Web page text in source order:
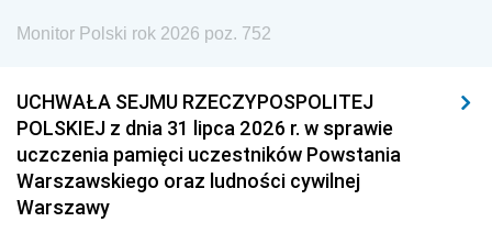
Monitor Polski rok 2026 poz. 752
UCHWAŁA SEJMU RZECZYPOSPOLITEJ
POLSKIEJ z dnia 31 lipca 2026 r. w sprawie
uczczenia pamięci uczestników Powstania
Warszawskiego oraz ludności cywilnej
Warszawy